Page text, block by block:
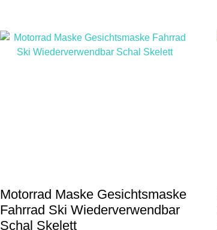
Motorrad Maske Gesichtsmaske
Fahrrad Ski Wiederverwendbar
Schal Skelett